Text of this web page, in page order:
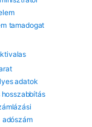
tamadogat
adatok
adószám